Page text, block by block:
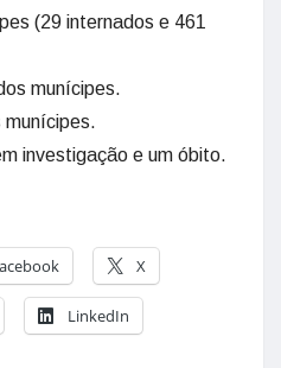
(29 internados e 461
munícipes.
investigação e um óbito.
X
LinkedIn